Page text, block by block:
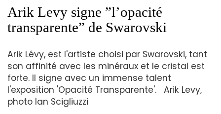
Arik Levy signe ”l’opacité
transparente” de Swarovski
Arik Lévy, est l'artiste choisi par Swarovski, tant
son affinité avec les minéraux et le cristal est
forte. Il signe avec un immense talent
l'exposition 'Opacité Transparente'. Arik Levy,
photo Ian Scigliuzzi